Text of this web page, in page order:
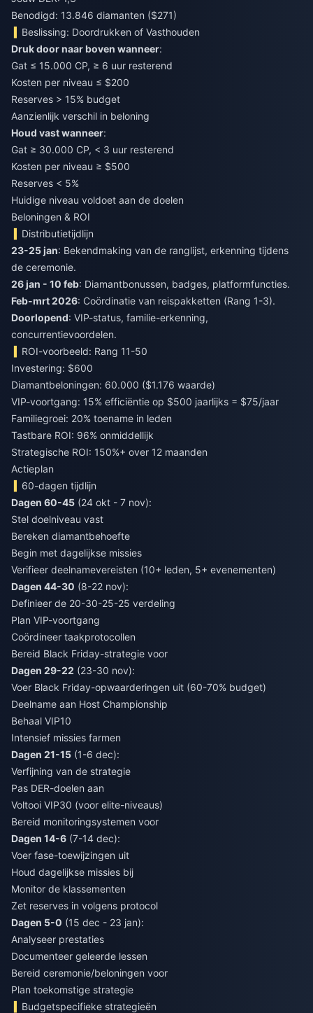
Benodigd: 13.846 diamanten ($271)
Beslissing: Doordrukken of Vasthouden
Druk door naar boven wanneer:
Gat ≤ 15.000 CP, ≥ 6 uur resterend
Kosten per niveau ≤ $200
Reserves > 15% budget
Aanzienlijk verschil in beloning
Houd vast wanneer:
Gat ≥ 30.000 CP, < 3 uur resterend
Kosten per niveau ≥ $500
Reserves < 5%
Huidige niveau voldoet aan de doelen
Beloningen & ROI
Distributietijdlijn
23-25 jan: Bekendmaking van de ranglijst, erkenning tijdens
de ceremonie.
26 jan - 10 feb: Diamantbonussen, badges, platformfuncties.
Feb-mrt 2026: Coördinatie van reispakketten (Rang 1-3).
Doorlopend: VIP-status, familie-erkenning,
concurrentievoordelen.
ROI-voorbeeld: Rang 11-50
Investering: $600
Diamantbeloningen: 60.000 ($1.176 waarde)
VIP-voortgang: 15% efficiëntie op $500 jaarlijks = $75/jaar
Familiegroei: 20% toename in leden
Tastbare ROI: 96% onmiddellijk
Strategische ROI: 150%+ over 12 maanden
Actieplan
60-dagen tijdlijn
Dagen 60-45 (24 okt - 7 nov):
Stel doelniveau vast
Bereken diamantbehoefte
Begin met dagelijkse missies
Verifieer deelnamevereisten (10+ leden, 5+ evenementen)
Dagen 44-30 (8-22 nov):
Definieer de 20-30-25-25 verdeling
Plan VIP-voortgang
Coördineer taakprotocollen
Bereid Black Friday-strategie voor
Dagen 29-22 (23-30 nov):
Voer Black Friday-opwaarderingen uit (60-70% budget)
Deelname aan Host Championship
Behaal VIP10
Intensief missies farmen
Dagen 21-15 (1-6 dec):
Verfijning van de strategie
Pas DER-doelen aan
Voltooi VIP30 (voor elite-niveaus)
Bereid monitoringsystemen voor
Dagen 14-6 (7-14 dec):
Voer fase-toewijzingen uit
Houd dagelijkse missies bij
Monitor de klassementen
Zet reserves in volgens protocol
Dagen 5-0 (15 dec - 23 jan):
Analyseer prestaties
Documenteer geleerde lessen
Bereid ceremonie/beloningen voor
Plan toekomstige strategie
Budgetspecifieke strategieën